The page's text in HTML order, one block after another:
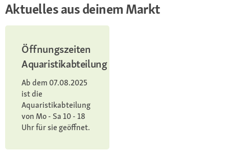
Aktuelles aus deinem Markt
Öffnungszeiten
Aquaristikabteilung
Ab dem 07.08.2025
ist die
Aquaristikabteilung
von Mo - Sa 10 - 18
Uhr für sie geöffnet.